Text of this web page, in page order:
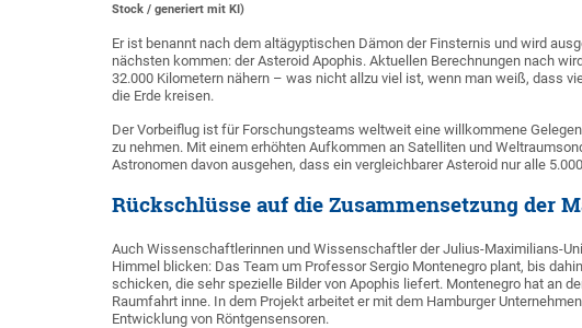
Stock / generiert mit KI)
Er ist benannt nach dem altägyptischen Dämon der Finsternis und wird
nächsten kommen: der Asteroid Apophis. Aktuellen Berechnungen nach
32.000 Kilometern nähern – was nicht allzu viel ist, wenn man weiß, dass
die Erde kreisen.
Der Vorbeiflug ist für Forschungsteams weltweit eine willkommene
zu nehmen. Mit einem erhöhten Aufkommen an Satelliten und
Astronomen davon ausgehen, dass ein vergleichbarer Asteroid nur alle
Rückschlüsse auf die Zusammensetzung der
Auch Wissenschaftlerinnen und Wissenschaftler der Julius-Maximilians-
Himmel blicken: Das Team um Professor Sergio Montenegro plant, bis
schicken, die sehr spezielle Bilder von Apophis liefert. Montenegro hat an
Raumfahrt inne. In dem Projekt arbeitet er mit dem Hamburger
Entwicklung von Röntgensensoren.